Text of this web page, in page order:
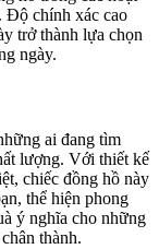
Độ chính xác cao
trở thành lựa chọn
ngày.
ai đang tìm
lượng. Với thiết kế
chiếc đồng hồ này
thể hiện phong
ý nghĩa cho những
thành.